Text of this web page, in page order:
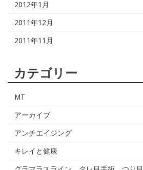
2012年1月
2011年12月
2011年11月
カテゴリー
MT
アーカイブ
アンチエイジング
キレイと健康